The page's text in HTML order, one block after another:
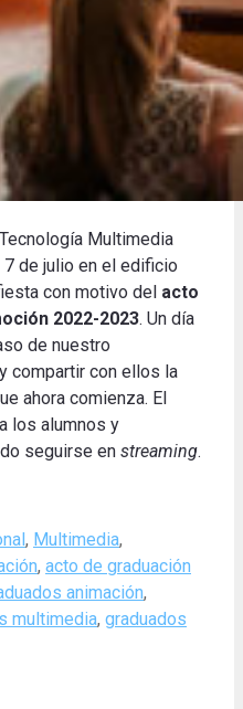
Multimedia
de julio en el edificio
con motivo del acto
2022-2023. Un día
de nuestro
compartir con ellos la
ahora comienza. El
los alumnos y
seguirse en streaming.
, Multimedia,
, acto de graduación
animación,
multimedia, graduados